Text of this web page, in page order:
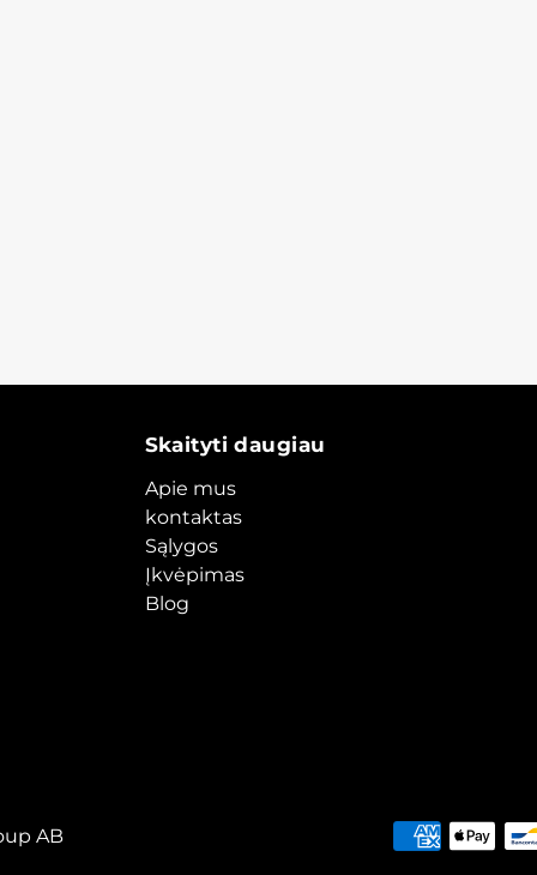
Skaityti daugiau
Apie mus
kontaktas
Sąlygos
Įkvėpimas
Blog
AB